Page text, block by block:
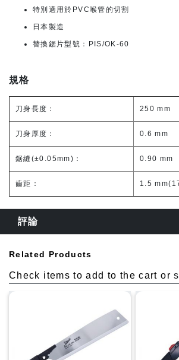
特別適用於PVC喉管的切割
日本製造
替換鋸片型號：PIS/OK-60
規格
刀身長度： 250 mm
刀身厚度： 0.6 mm
鋸縫(±0.05mm)： 0.90 mm
齒距： 1.5
評論
Related Products
Check items to add to the cart or